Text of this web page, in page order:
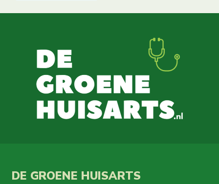
DE GROENE HUISARTS